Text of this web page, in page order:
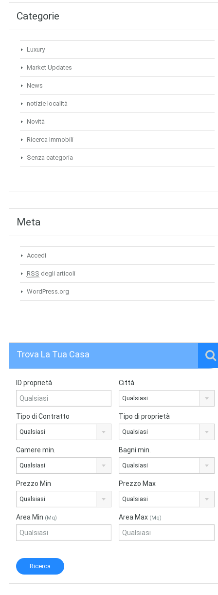
Categorie
Luxury
Market Updates
News
notizie località
Novità
Ricerca Immobili
Senza categoria
Meta
Accedi
RSS degli articoli
WordPress.org
Trova La Tua Casa
ID proprietà Città
Qualsiasi
Tipo di Contratto
Qualsiasi
Tipo di proprietà
Qualsiasi
Camere min.
Qualsiasi
Bagni min.
Qualsiasi
Prezzo Min
Qualsiasi
Prezzo Max
Qualsiasi
Area Min (Mq) Area Max (Mq)